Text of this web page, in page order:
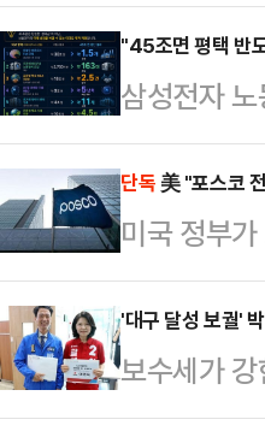
는 것이다.
다.20일 중
앞으로 다
지방선거
20일 “19
분 정회했
혔다.박수
줘서 대부
리해 오전
냈지…
"45조면 평택 반
삼성전자
투자 관점
순한 비용
금 규모라
니티 등에
로벌 인수
양한 미래
단독 美 "포스코
미국 정부
사실상 ‘보
철강업계가
있다는 분
무부는 포
'대구 달성 보궐'
보수세가
가 이진숙